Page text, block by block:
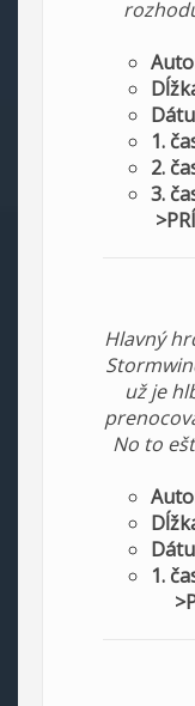
1.
2.
3.
Hlavný
už je
No to
1.